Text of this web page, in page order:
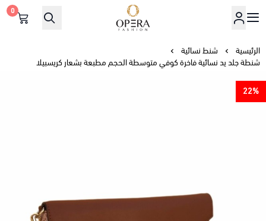
أوبرا فاشن
0
الرئيسية
شنط نسائية
شنطة جلد يد نسائية فاخرة كوفي متوسطة الحجم مطبعة بشعار كريسبيلا
22%